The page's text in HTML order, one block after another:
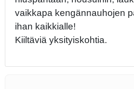
vaikkapa kengännauhojen
ihan kaikkialle!
Kiiltäviä yksityiskohtia.